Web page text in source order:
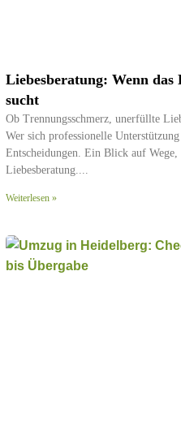
Liebesberatung: Wenn
sucht
Ob Trennungsschmerz, unerfüllte
Wer sich professionelle
Entscheidungen. Ein Blick auf Wege,
Liebesberatung.
Weiterlesen »